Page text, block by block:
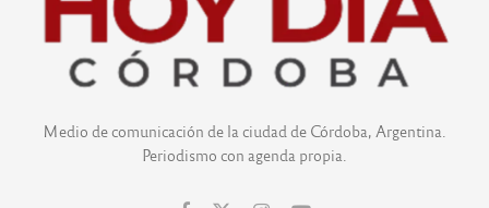
Medio de comunicación de la ciudad de Córdoba, Argentina.
Periodismo con agenda propia.